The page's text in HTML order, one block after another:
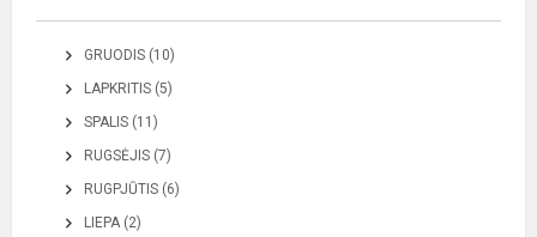
GRUODIS (10)
LAPKRITIS (5)
SPALIS (11)
RUGSĖJIS (7)
RUGPJŪTIS (6)
LIEPA (2)